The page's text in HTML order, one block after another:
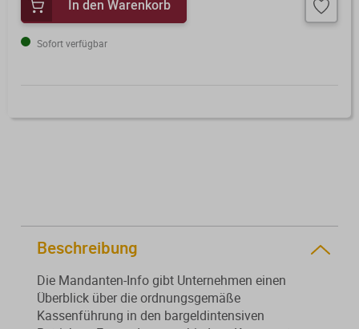
Der DWS StBVV-Rechner
und korrekten
Neuheiten
Von der Ausbildung bis zur
Sie unsere Ausbildungsbegleitung
Neuheiten
Themenpakete
Aktuelles Programm
In den Warenkorb
Sofort verfügbar
Beschreibung
Die Mandanten-Info gibt Unternehmen einen
Überblick über die ordnungsgemäße
Kassenführung in den bargeldintensiven